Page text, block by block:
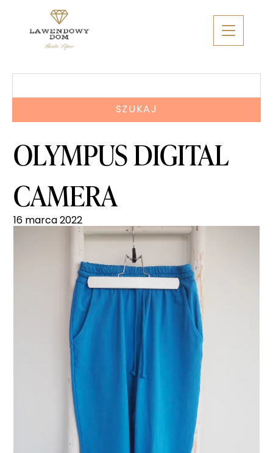
OLYMPUS DIGITAL
CAMERA
16 marca 2022